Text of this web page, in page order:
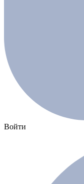
Войти